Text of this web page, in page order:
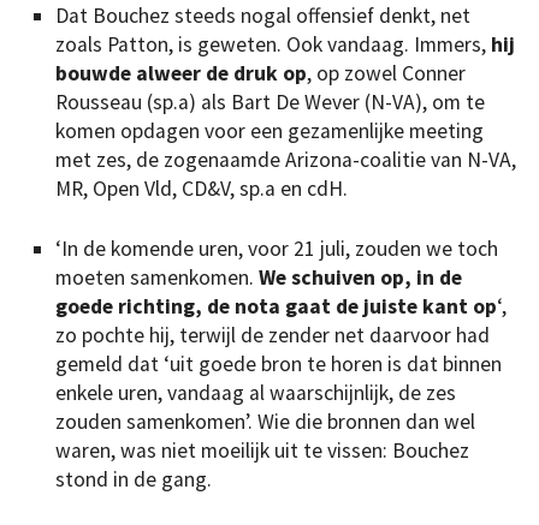
Dat Bouchez steeds nogal offensief denkt, net
zoals Patton, is geweten. Ook vandaag. Immers, hij
bouwde alweer de druk op, op zowel Conner
Rousseau (sp.a) als Bart De Wever (N-VA), om te
komen opdagen voor een gezamenlijke meeting
met zes, de zogenaamde Arizona-coalitie van N-VA,
MR, Open Vld, CD&V, sp.a en cdH.
‘In de komende uren, voor 21 juli, zouden we toch
moeten samenkomen. We schuiven op, in de
goede richting, de nota gaat de juiste kant op‘,
zo pochte hij, terwijl de zender net daarvoor had
gemeld dat ‘uit goede bron te horen is dat binnen
enkele uren, vandaag al waarschijnlijk, de zes
zouden samenkomen’. Wie die bronnen dan wel
waren, was niet moeilijk uit te vissen: Bouchez
stond in de gang.